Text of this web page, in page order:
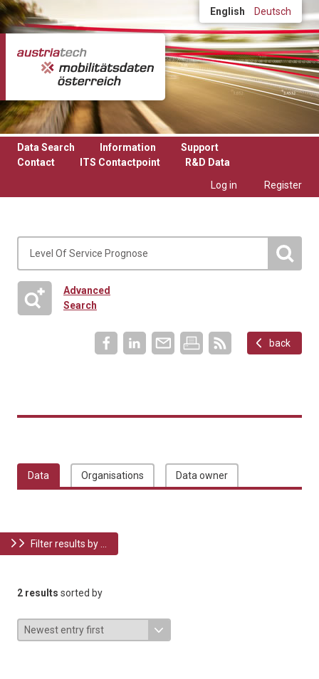
Skip to main content English Deutsch
Data Search Information
Support
Contact
ITS Contactpoint
R&D Data
Log in
Register
Advanced
Search
back
Data Organisations Data owner
Filter results by ...
2 results sorted by